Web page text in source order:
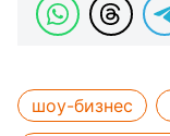
шоу-бизнес